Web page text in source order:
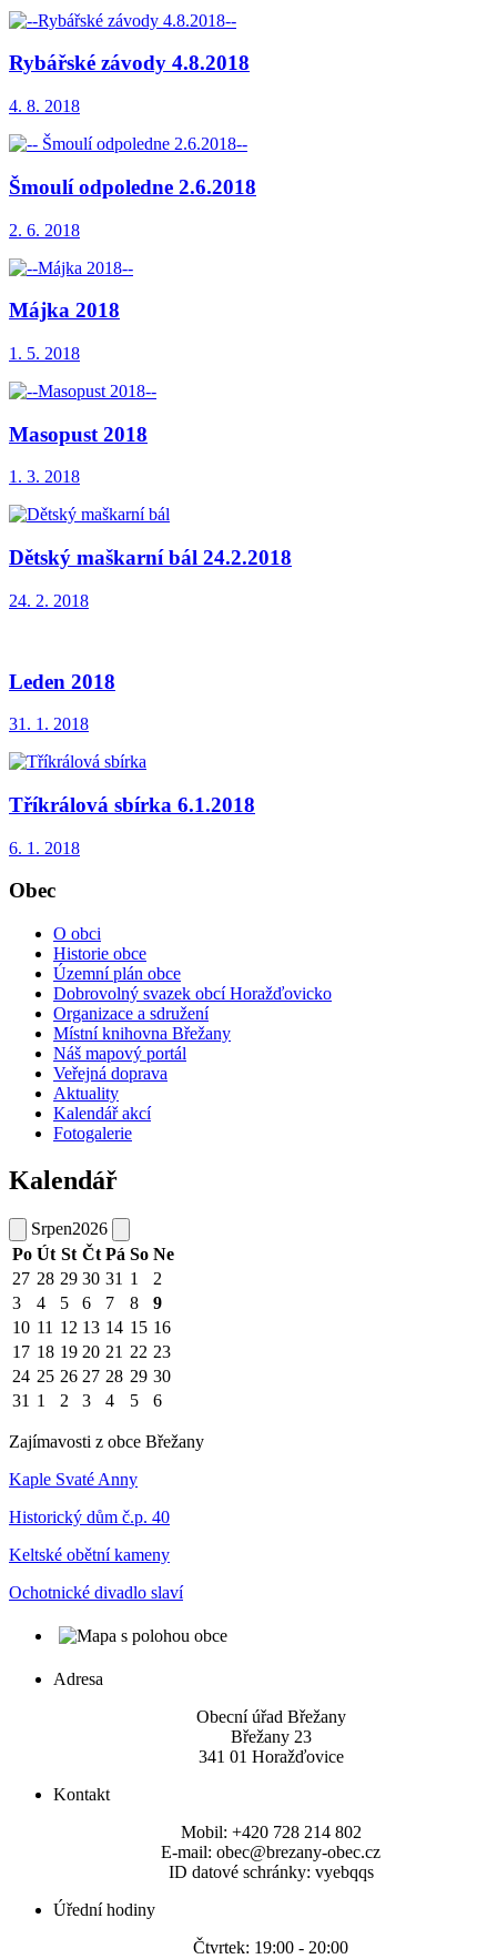
Rybářské závody 4.8.2018
4. 8. 2018
Šmoulí odpoledne 2.6.2018
2. 6. 2018
Májka 2018
1. 5. 2018
Masopust 2018
1. 3. 2018
Dětský maškarní bál 24.2.2018
24. 2. 2018
Leden 2018
31. 1. 2018
Tříkrálová sbírka 6.1.2018
6. 1. 2018
Obec
O obci
Historie obce
Územní plán obce
Dobrovolný svazek obcí Horažďovicko
Organizace a sdružení
Místní knihovna Břežany
Náš mapový portál
Veřejná doprava
Aktuality
Kalendář akcí
Fotogalerie
Kalendář
Srpen2026
Po Út St Čt Pá So Ne
27 28 29 30 31 1
2
3
4 5 6 7 8
9
10 11 12 13 14 15 16
17 18 19 20 21 22 23
24 25 26 27 28 29 30
31 1 2 3 4 5 6
Zajímavosti z obce Břežany
Kaple Svaté Anny
Historický dům č.p. 40
Keltské obětní kameny
Ochotnické divadlo slaví
Adresa
Obecní úřad Břežany
Břežany 23
341 01 Horažďovice
Kontakt
Mobil: +420 728 214 802
E-mail: obec@brezany-obec.cz
ID datové schránky: vyebqqs
Úřední hodiny
Čtvrtek: 19:00 - 20:00